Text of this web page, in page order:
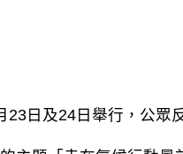
23日及24日舉行，公